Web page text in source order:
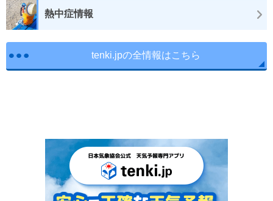
熱中症情報
tenki.jpの全情報はこちら